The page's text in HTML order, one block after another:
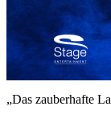
„Das zauberhafte